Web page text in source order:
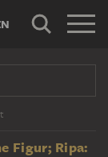
Figur; Ripa: